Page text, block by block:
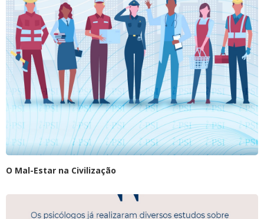
O Mal-Estar na Civilização